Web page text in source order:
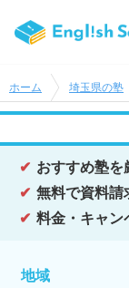
ホーム 埼玉県の塾
おすすめ塾を
無料で資料請
料金・キャン
地域